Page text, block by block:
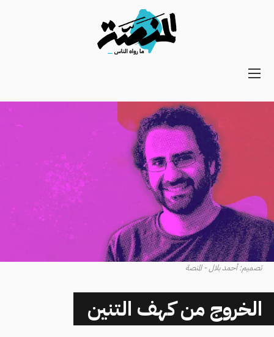
Main
Navigation
تصميم: أحمد بلال - المنصة
الخروج من كهف التنين